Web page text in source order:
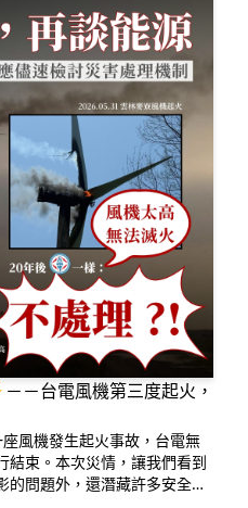
－台電風機第三度起火，
風機發生起火事故，台電無
結束。本次災情，讓我們看到
的問題外，還潛藏許多安全問